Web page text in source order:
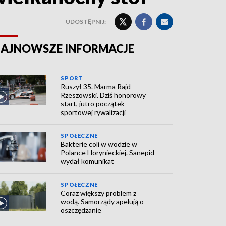
UDOSTĘPNIJ:
INFORMACJE
SPORT
Ruszył 35. Marma Rajd
Rzeszowski. Dziś honorowy
start, jutro początek
sportowej rywalizacji
SPOŁECZNE
Bakterie coli w wodzie w
Polance Horynieckiej. Sanepid
wydał komunikat
SPOŁECZNE
Coraz większy problem z
wodą. Samorządy apelują o
oszczędzanie